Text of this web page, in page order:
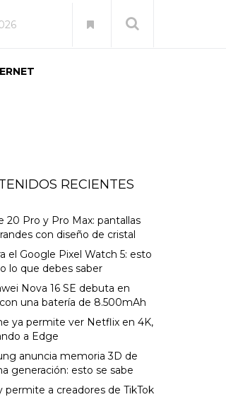
RECIENTES
20 Pro y Pro Max: pantallas
con diseño de cristal
el Google Pixel Watch 5: esto
lo que debes saber
Nova 16 SE debuta en
una batería de 8.500mAh
ya permite ver Netflix en 4K,
a Edge
anuncia memoria 3D de
generación: esto se sabe
permite a creadores de TikTok